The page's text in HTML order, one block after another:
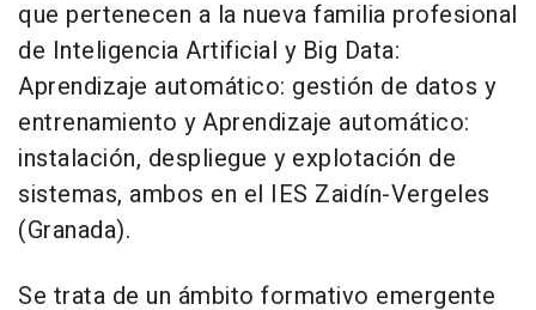
que pertenecen a la nueva familia profesional
de Inteligencia Artificial y Big Data:
Aprendizaje automático: gestión de datos y
entrenamiento y Aprendizaje automático:
instalación, despliegue y explotación de
sistemas, ambos en el IES Zaidín-Vergeles
(Granada).
Se trata de un ámbito formativo emergente